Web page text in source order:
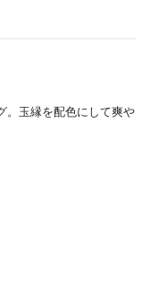
。玉縁を配色にして爽や